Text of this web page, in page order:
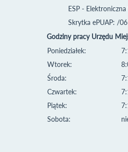
ESP -
Skrytka ePUAP: /
Godziny pracy Urzędu
Poniedziałek:
Wtorek:
Środa:
Czwartek:
Piątek:
Sobota: